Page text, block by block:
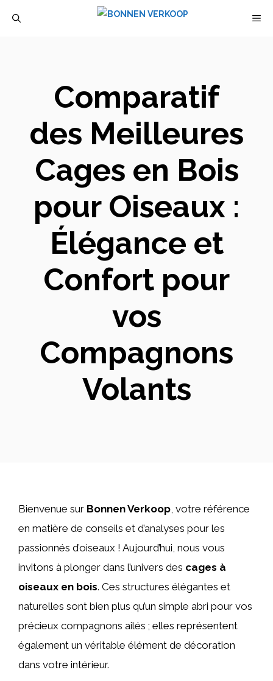
Comparatif
des Meilleures
Cages en Bois
pour Oiseaux :
Élégance et
Confort pour
vos
Compagnons
Volants
Bienvenue sur Bonnen Verkoop, votre référence
en matière de conseils et d’analyses pour les
passionnés d’oiseaux ! Aujourd’hui, nous vous
invitons à plonger dans l’univers des cages à
oiseaux en bois. Ces structures élégantes et
naturelles sont bien plus qu’un simple abri pour vos
précieux compagnons ailés ; elles représentent
également un véritable élément de décoration
dans votre intérieur.